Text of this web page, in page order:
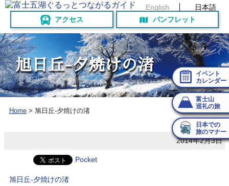
English
日本語
アクセス
パンフレット
イベント
カレンダー
富士山
巡礼の旅
日本での
旅のマナー
旭日丘-夕焼けの渚
Home > 旭日丘-夕焼けの渚
2014年2月3日
Pocket
旭日丘-夕焼けの渚